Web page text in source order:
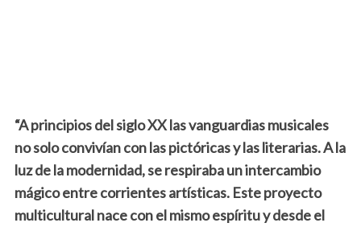
“A principios del siglo XX las vanguardias musicales
no solo convivían con las pictóricas y las literarias. A la
luz de la modernidad, se respiraba un intercambio
mágico entre corrientes artísticas. Este proyecto
multicultural nace con el mismo espíritu y desde el